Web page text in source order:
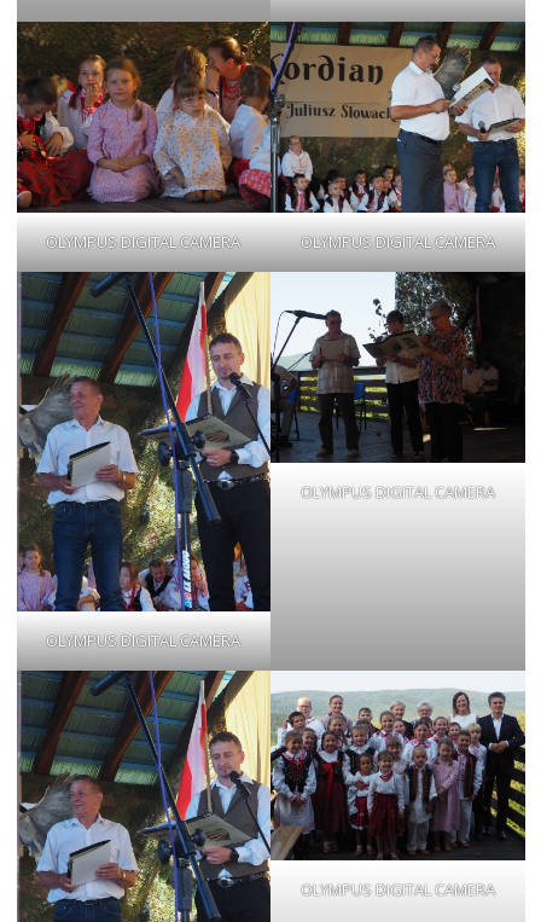
OLYMPUS DIGITAL CAMERA OLYMPUS DIGITAL CAMERA
OLYMPUS DIGITAL CAMERA
OLYMPUS DIGITAL CAMERA
OLYMPUS DIGITAL CAMERA